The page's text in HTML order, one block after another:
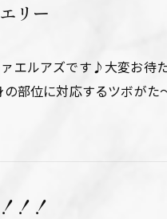
リー
エルアズです♪大変お待
部位に対応するツボが
！！